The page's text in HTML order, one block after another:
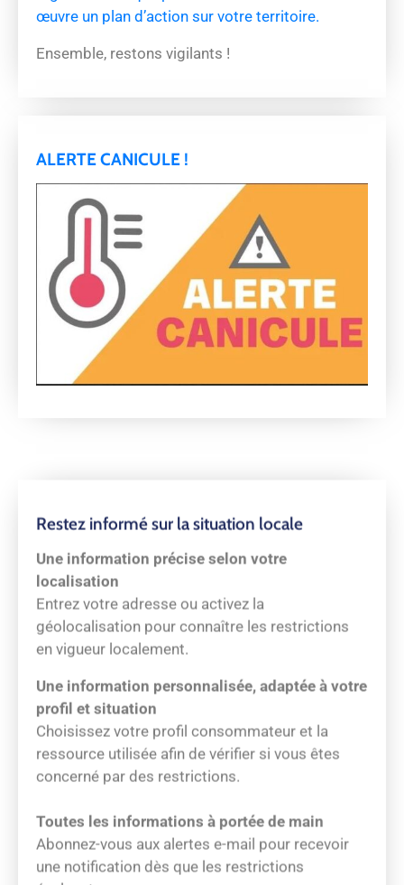
œuvre un plan d’action sur votre territoire.
Ensemble, restons vigilants !
ALERTE CANICULE !
localisation
Entrez votre adresse ou activez la
géolocalisation pour connaître les restrictions
en vigueur localement.
profil et situation
Choisissez votre profil consommateur et la
ressource utilisée afin de vérifier si vous êtes
concerné par des restrictions.
Abonnez-vous aux alertes e-mail pour recevoir
une notification dès que les restrictions
évoluent.